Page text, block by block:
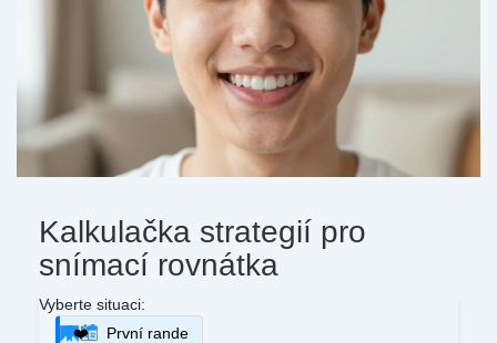
Kalkulačka strategií pro
snímací rovnátka
Vyberte situaci:
❤️
První rande